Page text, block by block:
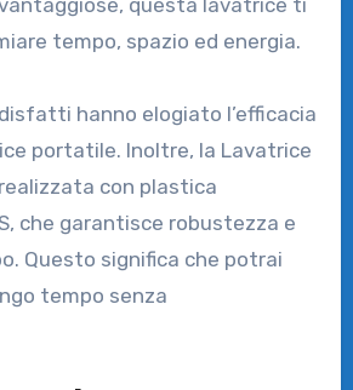
questa lavatrice ti
tempo, spazio ed energia.
hanno elogiato l’efficacia
portatile. Inoltre, la Lavatrice
con plastica
che garantisce robustezza e
Questo significa che potrai
tempo senza